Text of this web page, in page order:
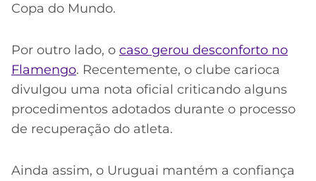
Copa do Mundo.
Por outro lado, o caso gerou desconforto no
Flamengo. Recentemente, o clube carioca
divulgou uma nota oficial criticando alguns
procedimentos adotados durante o processo
de recuperação do atleta.
Ainda assim, o Uruguai mantém a confiança